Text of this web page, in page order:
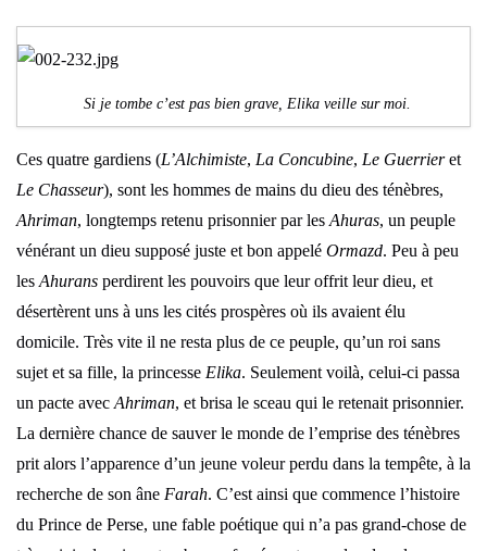
Si je tombe c’est pas bien grave, Elika veille sur moi.
Ces quatre gardiens (L’Alchimiste, La Concubine, Le Guerrieret
Le Chasseur), sont les hommes de mains du dieu des ténèbres,
Ahriman, longtemps retenu prisonnier par les Ahuras, un peuple
vénérant un dieu supposé juste et bon appelé Ormazd. Peu à peu
les Ahurans perdirent les pouvoirs que leur offrit leur dieu, et
désertèrent uns à uns les cités prospères où ils avaient élu
domicile. Très vite il ne resta plus de ce peuple, qu’un roi sans
sujet et sa fille, la princesse Elika. Seulement voilà, celui-ci passa
un pacte avec Ahriman, et brisa le sceau qui le retenait prisonnier.
La dernière chance de sauver le monde de l’emprise des ténèbres
prit alors l’apparence d’un jeune voleur perdu dans la tempête, à la
recherche de son âne Farah. C’est ainsi que commence l’histoire
du Prince de Perse, une fable poétique qui n’a pas grand-chose de